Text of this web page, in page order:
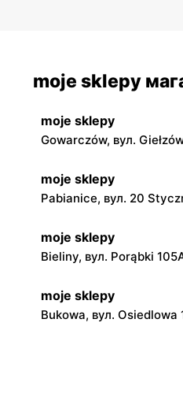
moje sklepy
moje sklepy
Gowarczów, вул.
moje sklepy
Pabianice, вул. 20
moje sklepy
Bieliny, вул. Porąbki
moje sklepy
Bukowa, вул. Osiedlowa